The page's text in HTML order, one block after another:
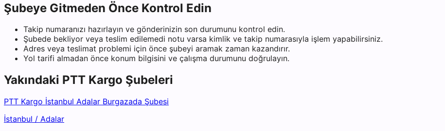
Şubeye Gitmeden Önce Kontrol Edin
Takip numaranızı hazırlayın ve gönderinizin son durumunu kontrol edin.
Şubede bekliyor veya teslim edilemedi notu varsa kimlik ve takip numarasıyla işlem yapabilirsiniz.
Adres veya teslimat problemi için önce şubeyi aramak zaman kazandırır.
Yol tarifi almadan önce konum bilgisini ve çalışma durumunu doğrulayın.
Yakındaki PTT Kargo Şubeleri
PTT Kargo İstanbul Adalar Burgazada Şubesi
İstanbul / Adalar